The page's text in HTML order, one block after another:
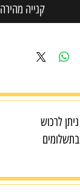
קנייה מהירה
ניתן לרכוש
בתשלומים